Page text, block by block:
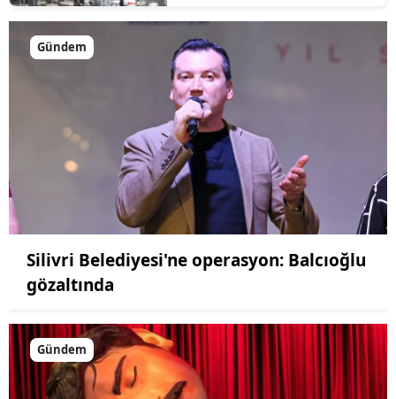
Gündem
Silivri Belediyesi'ne operasyon: Balcıoğlu
gözaltında
Gündem